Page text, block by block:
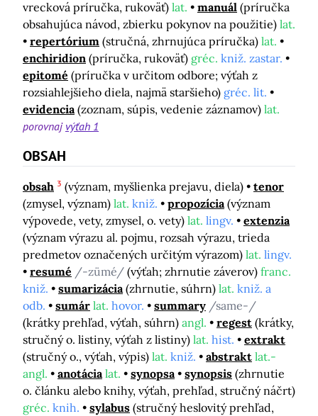
vrecková príručka, rukoväť) lat. manuál (príručka
obsahujúca návod, zbierku pokynov na použitie) lat.
repertórium (stručná, zhrnujúca príručka) lat.
enchiridion (príručka, rukoväť) gréc. kniž. zastar.
epitomé (príručka v určitom odbore; výťah z
rozsiahlejšieho diela, najmä staršieho) gréc. lit.
evidencia (zoznam, súpis, vedenie záznamov) lat.
porovnaj výťah 1
OBSAH
obsah 3 (význam, myšlienka prejavu, diela)
tenor
(zmysel, význam) lat. kniž. propozícia (význam
výpovede, vety, zmysel, o. vety) lat. lingv.
extenzia
(význam výrazu al. pojmu, rozsah výrazu, trieda
predmetov označených určitým výrazom) lat. lingv.
resumé /-zümé/ (výťah; zhrnutie záverov) franc.
kniž.
sumarizácia (zhrnutie, súhrn) lat. kniž. a
odb.
sumár lat. hovor. summary /same-/
(krátky prehľad, výťah, súhrn) angl. regest (krátky,
stručný o. listiny, výťah z listiny) lat. hist.
extrakt
(stručný o., výťah, výpis) lat. kniž. abstrakt lat.-
angl.
anotácia lat. synopsa synopsis (zhrnutie
o. článku alebo knihy, výťah, prehľad, stručný náčrt)
gréc. knih. sylabus (stručný heslovitý prehľad,